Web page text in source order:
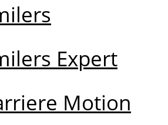
Expert
Motion